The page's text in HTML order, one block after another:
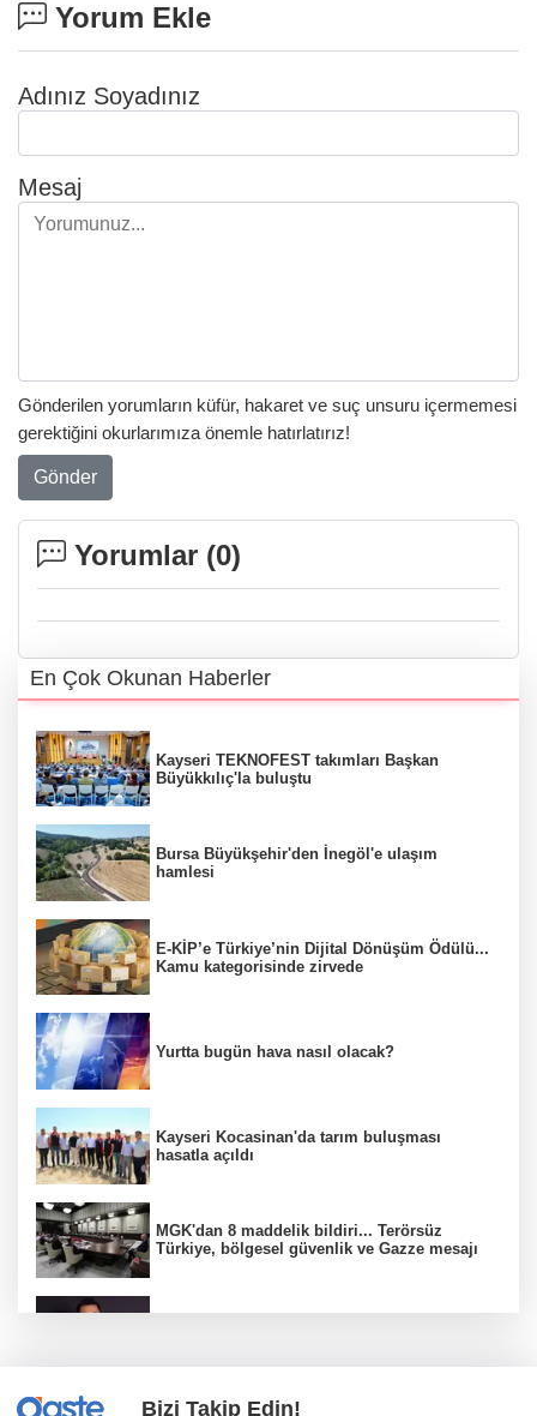
Yorum Ekle
Adınız Soyadınız
Mesaj
Gönderilen yorumların küfür, hakaret ve suç unsuru içermemesi
gerektiğini okurlarımıza önemle hatırlatırız!
Gönder
Yorumlar (0)
En Çok Okunan Haberler
Kayseri TEKNOFEST takımları Başkan
Büyükkılıç'la buluştu
Bursa Büyükşehir'den İnegöl'e ulaşım
hamlesi
E-KİP’e Türkiye’nin Dijital Dönüşüm Ödülü...
Kamu kategorisinde zirvede
Yurtta bugün hava nasıl olacak?
Kayseri Kocasinan'da tarım buluşması
hasatla açıldı
MGK'dan 8 maddelik bildiri... Terörsüz
Türkiye, bölgesel güvenlik ve Gazze mesajı
Bizi Takip Edin!